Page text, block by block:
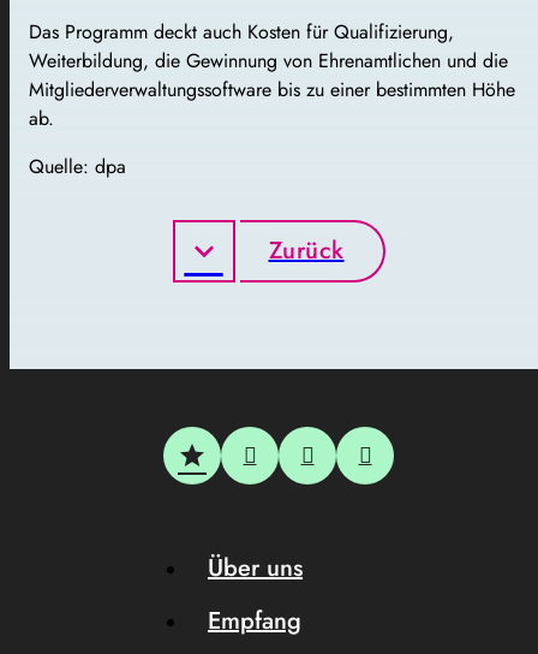
Das Programm deckt auch Kosten für Qualifizierung,
Weiterbildung, die Gewinnung von Ehrenamtlichen und die
Mitgliederverwaltungssoftware bis zu einer bestimmten Höhe
ab.
Quelle: dpa
Zurück
Über uns
Empfang